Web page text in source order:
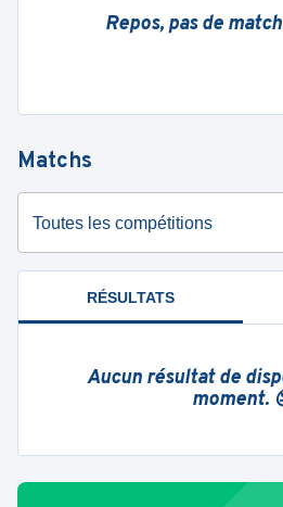
Repos, pas de
Matchs
Toutes les compétitions
RÉSULTATS
Aucun résultat de
moment.